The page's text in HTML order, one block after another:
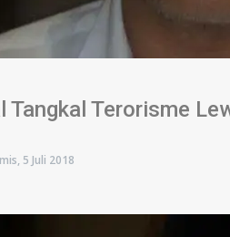
Tangkal Terorisme
5 Juli 2018